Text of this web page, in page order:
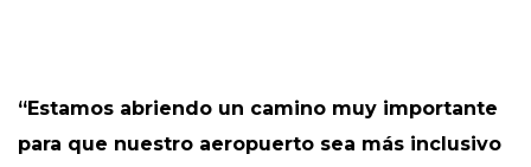
“Estamos abriendo un camino muy importante
para que nuestro aeropuerto sea más inclusivo